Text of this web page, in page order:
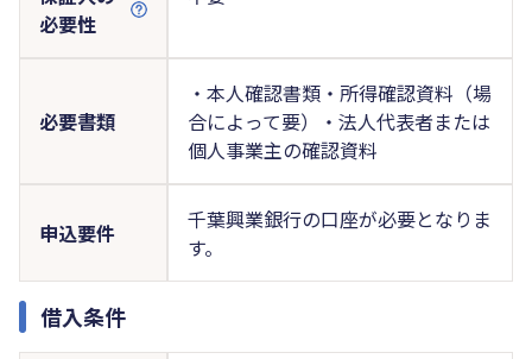
必要性
必要書類
・本人確認書類・所得確認資料（場
合によって要）・法人代表者または
個人事業主の確認資料
申込要件
千葉興業銀行の口座が必要となりま
す。
借入条件